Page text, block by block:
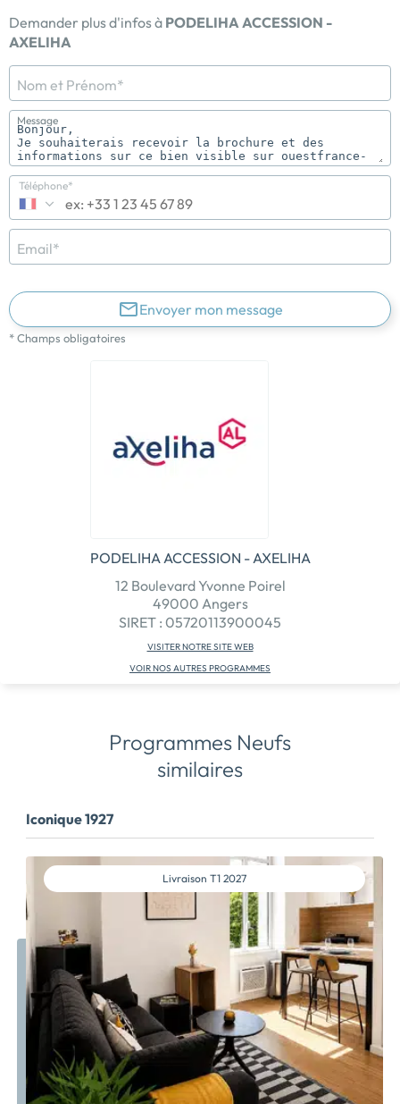
PODELIHA ACCESSION - AXELIHA
12 Boulevard Yvonne Poirel
49000 Angers
SIRET : 05720113900045
VISITER NOTRE SITE WEB
VOIR NOS AUTRES PROGRAMMES
Demander plus d'infos à PODELIHA ACCESSION -
AXELIHA
Nom et Prénom*
Message
Téléphone*
Email*
Envoyer mon message
* Champs obligatoires
Programmes Neufs
similaires
Iconique 1927
Livraison T1 2027